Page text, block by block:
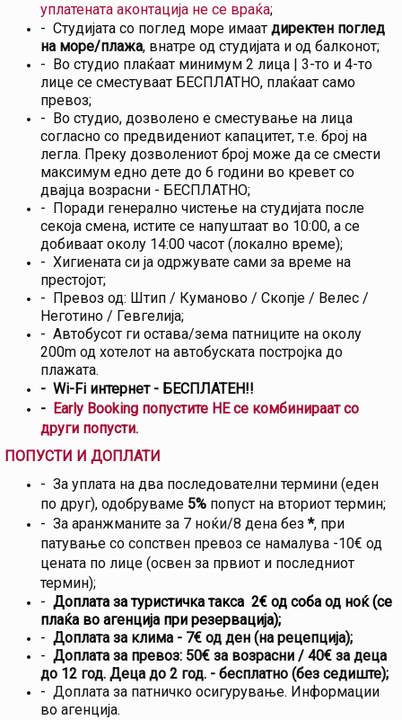
уплатената аконтација не се враќа;
- Студијата со поглед море имаат директен поглед
на море/плажа, внатре од студијата и од балконот;
- Во студио плаќаат минимум 2 лица | 3-то и 4-то
лице се сместуваат БЕСПЛАТНО, плаќаат само
превоз;
- Во студио, дозволено е сместување на лица
согласно со предвидениот капацитет, т.е. број на
легла. Преку дозволениот број може да се смести
максимум едно дете до 6 години во кревет со
двајца возрасни - БЕСПЛАТНО;
- Поради генерално чистење на студијата после
секоја смена, истите се напуштаат во 10:00, а се
добиваат околу 14:00 часот (локално време);
- Хигиената си ја одржувате сами за време на
престојот;
- Превоз од: Штип / Куманово / Скопје / Велес /
Неготино / Гевгелија;
- Автобусот ги остава/зема патниците на околу
200m од хотелот на автобуската постројка до
плажата.
- Wi-Fi интернет - БЕСПЛАТЕН!!
- Еarly Booking попустите НЕ се комбинираат со
други попусти.
ПОПУСТИ И ДОПЛАТИ
- За уплата на два последователни термини (еден
по друг), одобруваме 5% попуст на вториот термин;
- За аранжманите за 7 ноќи/8 дена без *, при
патување со сопствен превоз се намалува -10€ од
цената по лице (освен за првиот и последниот
термин);
- Доплата за туристичка такса 2€ од соба од ноќ (се
плаќа во агенција при резервација);
- Доплата за клима - 7€ од ден (на рецепција);
- Доплата за превоз: 50€ за возрасни / 40€ за деца
до 12 год. Деца до 2 год. - бесплатно (без седиште);
- Доплата за патничко осигурување. Информации
во агенција.